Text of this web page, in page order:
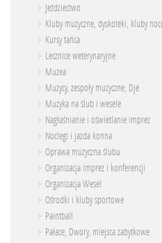
Jeździectwo
Kluby muzyczne, dyskoteki, kluby
Kursy tańca
Lecznice weterynaryjne
Muzea
Muzycy, zespoły muzyczne, Dje
Muzyka na ślub i wesele
Nagłaśnianie i oświetlanie imprez
Noclegi i jazda konna
Oprawa muzyczna ślubu
Organizacja imprez i konferencji
Organizacja Wesel
Ośrodki i kluby sportowe
Paintball
Pałace, Dwory, miejsca zabytkowe